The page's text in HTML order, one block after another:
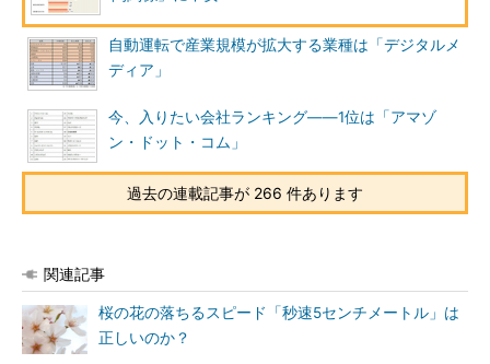
自動運転で産業規模が拡大する業種は「デジタルメ
ディア」
今、入りたい会社ランキング――1位は「アマゾ
ン・ドット・コム」
過去の連載記事が 266 件あります
関連記事
桜の花の落ちるスピード「秒速5センチメートル」は
正しいのか？